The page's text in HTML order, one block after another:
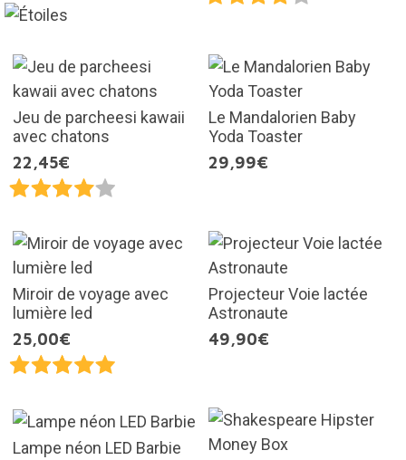
Jeu de parcheesi kawaii
avec chatons
22,45€
Le Mandalorien Baby
Yoda Toaster
29,99€
Miroir de voyage avec
lumière led
25,00€
Projecteur Voie lactée
Astronaute
49,90€
Lampe néon LED Barbie